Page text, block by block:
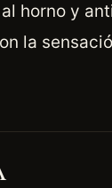
horno y
la